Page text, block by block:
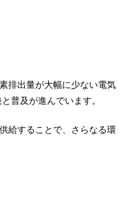
排出量が大幅に少ない電気
普及が進んでいます。
給することで、さらなる環